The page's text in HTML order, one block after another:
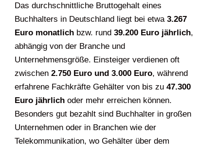
Das durchschnittliche Bruttogehalt eines
Buchhalters in Deutschland liegt bei etwa 3.267
Euro monatlich bzw. rund 39.200 Euro jährlich,
abhängig von der Branche und
Unternehmensgröße. Einsteiger verdienen oft
zwischen 2.750 Euro und 3.000 Euro, während
erfahrene Fachkräfte Gehälter von bis zu 47.300
Euro jährlich oder mehr erreichen können.
Besonders gut bezahlt sind Buchhalter in großen
Unternehmen oder in Branchen wie der
Telekommunikation, wo Gehälter über dem